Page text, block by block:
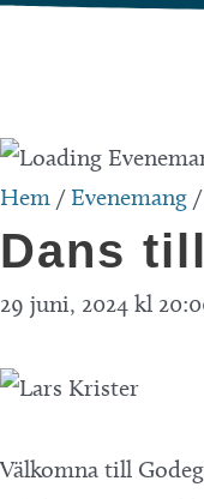
Hem /Evenemang /
Dans
29 juni, 2024 kl
Välkomna till